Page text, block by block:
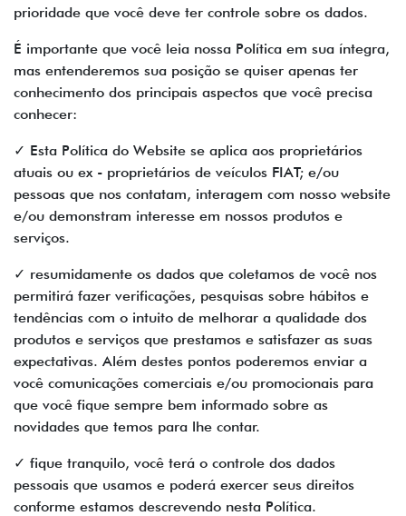
prioridade que você deve ter controle sobre os dados.
É importante que você leia nossa Política em sua íntegra,
mas entenderemos sua posição se quiser apenas ter
conhecimento dos principais aspectos que você precisa
conhecer:
✓ Esta Política do Website se aplica aos proprietários
atuais ou ex - proprietários de veículos FIAT; e/ou
pessoas que nos contatam, interagem com nosso website
e/ou demonstram interesse em nossos produtos e
serviços.
✓ resumidamente os dados que coletamos de você nos
permitirá fazer verificações, pesquisas sobre hábitos e
tendências com o intuito de melhorar a qualidade dos
produtos e serviços que prestamos e satisfazer as suas
expectativas. Além destes pontos poderemos enviar a
você comunicações comerciais e/ou promocionais para
que você fique sempre bem informado sobre as
novidades que temos para lhe contar.
✓ fique tranquilo, você terá o controle dos dados
pessoais que usamos e poderá exercer seus direitos
conforme estamos descrevendo nesta Política.